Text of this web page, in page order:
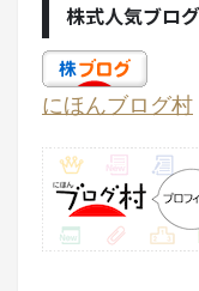
株式人気ブロ
にほんブログ村